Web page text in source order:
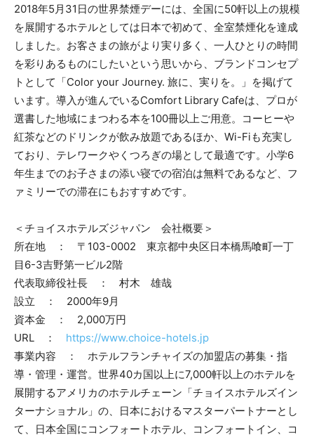
2018年5月31日の世界禁煙デーには、全国に50軒以上の規模
を展開するホテルとしては日本で初めて、全室禁煙化を達成
しました。お客さまの旅がより実り多く、一人ひとりの時間
を彩りあるものにしたいという思いから、ブランドコンセプ
トとして「Color your Journey. 旅に、実りを。」を掲げて
います。導入が進んでいるComfort Library Cafeは、プロが
選書した地域にまつわる本を100冊以上ご用意。コーヒーや
紅茶などのドリンクが飲み放題であるほか、Wi-Fiも充実し
ており、テレワークやくつろぎの場として最適です。小学6
年生までのお子さまの添い寝での宿泊は無料であるなど、フ
ァミリーでの滞在にもおすすめです。
＜チョイスホテルズジャパン 会社概要＞
所在地 ： 〒103-0002 東京都中央区日本橋馬喰町一丁
目6-3吉野第一ビル2階
代表取締役社長 ： 村木 雄哉
設立 ： 2000年9月
資本金 ： 2,000万円
URL ： https://www.choice-hotels.jp
事業内容 ： ホテルフランチャイズの加盟店の募集・指
導・管理・運営。世界40カ国以上に7,000軒以上のホテルを
展開するアメリカのホテルチェーン「チョイスホテルズイン
ターナショナル」の、日本におけるマスターパートナーとし
て、日本全国にコンフォートホテル、コンフォートイン、コ